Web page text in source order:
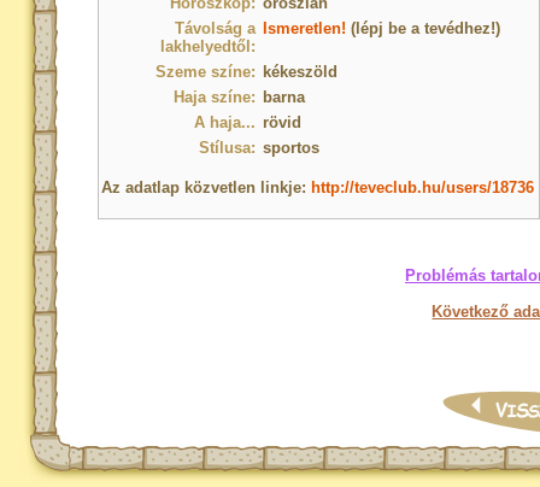
Távolság a
lakhelyedtől:
Ismeretlen! (lépj be a tevédhez!)
Szeme színe: kékeszöld
Haja színe: barna
A haja... rövid
Stílusa: sportos
Az adatlap közvetlen linkje: http://teveclub.hu/users/18736
Problémás
Következő